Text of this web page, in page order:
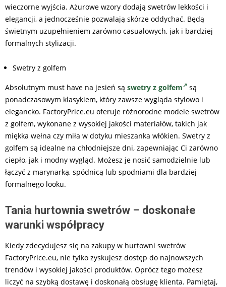
wieczorne wyjścia. Ażurowe wzory dodają swetrów lekkości i
elegancji, a jednocześnie pozwalają skórze oddychać. Będą
świetnym uzupełnieniem zarówno casualowych, jak i bardziej
formalnych stylizacji.
Swetry z golfem
Absolutnym must have na jesień są swetry z golfem
są
ponadczasowym klasykiem, który zawsze wygląda stylowo i
elegancko. FactoryPrice.eu oferuje różnorodne modele swetrów
z golfem, wykonane z wysokiej jakości materiałów, takich jak
miękka wełna czy miła w dotyku mieszanka włókien. Swetry z
golfem są idealne na chłodniejsze dni, zapewniając Ci zarówno
ciepło, jak i modny wygląd. Możesz je nosić samodzielnie lub
łączyć z marynarką, spódnicą lub spodniami dla bardziej
formalnego looku.
Tania hurtownia swetrów – doskonałe
warunki współpracy
Kiedy zdecydujesz się na zakupy w hurtowni swetrów
FactoryPrice.eu, nie tylko zyskujesz dostęp do najnowszych
trendów i wysokiej jakości produktów. Oprócz tego możesz
liczyć na szybką dostawę i doskonałą obsługę klienta. Pamiętaj,